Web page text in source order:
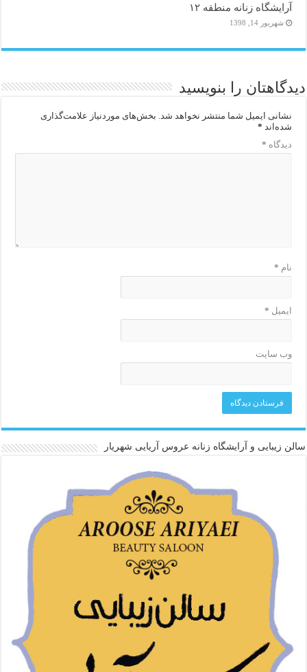
آرایشگاه زنانه منطقه ۱۲
شهریور 14, 1398
دیدگاهتان را بنویسید
نشانی ایمیل شما منتشر نخواهد شد. بخش‌های موردنیاز علامت‌گذاری
شده‌اند *
دیدگاه *
نام *
ایمیل *
وب‌ سایت
سالن زیبایی و آرایشگاه زنانه عروس آریایی شهریار